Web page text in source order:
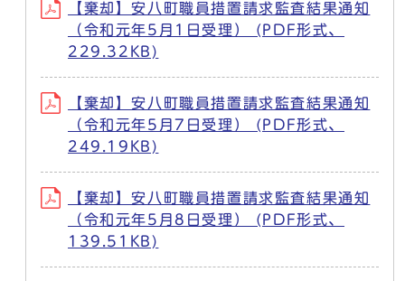
【棄却】安八町職員措置請求監査結果通知
（令和元年5月1日受理） (PDF形式、
229.32KB)
【棄却】安八町職員措置請求監査結果通知
（令和元年5月7日受理） (PDF形式、
249.19KB)
【棄却】安八町職員措置請求監査結果通知
（令和元年5月8日受理） (PDF形式、
139.51KB)